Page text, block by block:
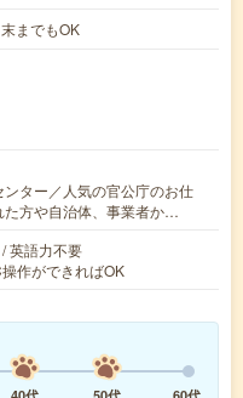
までもOK
ター／人気の官公庁のお仕
た方や自治体、事業者か…
英語力不要
作ができればOK